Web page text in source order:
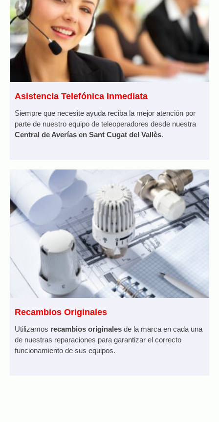
Asistencia Telefónica Inmediata
Siempre que necesite ayuda reciba la mejor atención por
parte de nuestro equipo de teleoperadores desde nuestra
Central de Averías en Sant Cugat del Vallès.
Recambios Originales
Utilizamos recambios originales de la marca en cada una
de nuestras reparaciones para garantizar el correcto
funcionamiento de sus equipos.